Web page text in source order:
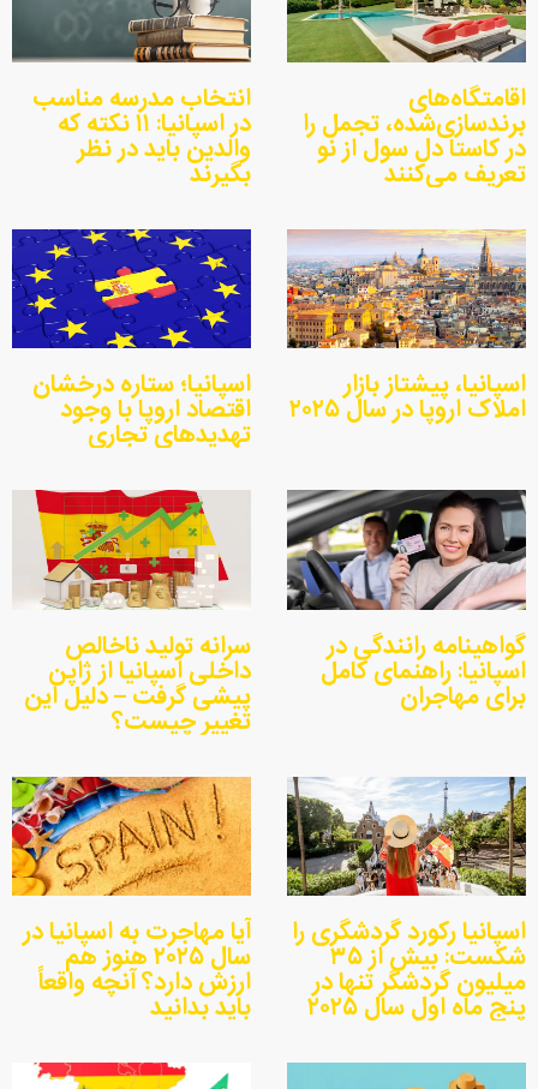
اقامتگاه‌های
برندسازی‌شده، تجمل را
در کاستا دل سول از نو
تعریف می‌کنند
انتخاب مدرسه مناسب
در اسپانیا: ۱۱ نکته که
والدین باید در نظر
بگیرند
اسپانیا، پیشتاز بازار
املاک اروپا در سال ۲۰۲۵
اسپانیا؛ ستاره درخشان
اقتصاد اروپا با وجود
تهدیدهای تجاری
گواهینامه رانندگی در
اسپانیا: راهنمای کامل
برای مهاجران
سرانه تولید ناخالص
داخلی اسپانیا از ژاپن
پیشی گرفت – دلیل این
تغییر چیست؟
اسپانیا رکورد گردشگری را
شکست: بیش از ۳۵
میلیون گردشگر تنها در
پنج ماه اول سال ۲۰۲۵
آیا مهاجرت به اسپانیا در
سال ۲۰۲۵ هنوز هم
ارزش دارد؟ آنچه واقعاً
باید بدانید